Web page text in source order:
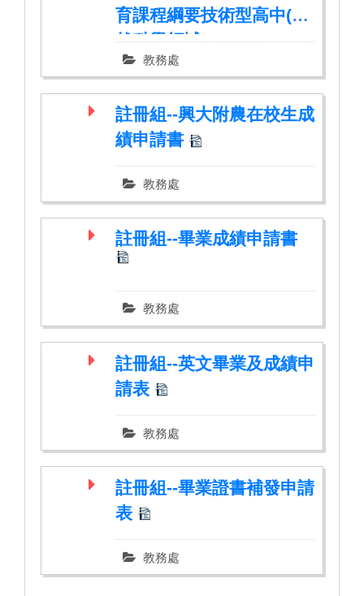
育課程綱要技術型高中(自
然科學領域)
教務處
註冊組--興大附農在校生成
績申請書
教務處
註冊組--畢業成績申請書
教務處
註冊組--英文畢業及成績申
請表
教務處
註冊組--畢業證書補發申請
表
教務處